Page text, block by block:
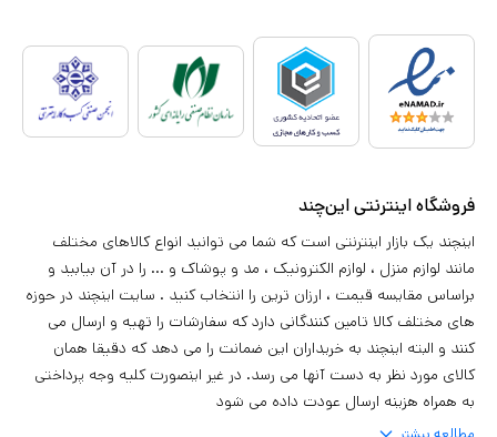
فروشگاه اینترنتی این‌چند
اینچند یک بازار اینترنتی است که شما می توانید انواع کالاهای مختلف
مانند لوازم منزل ، لوازم الکترونیک ، مد و پوشاک و ... را در آن بیابید و
براساس مقایسه قیمت ، ارزان ترین را انتخاب کنید . سایت اینچند در حوزه
های مختلف کالا تامین کنندگانی دارد که سفارشات را تهیه و ارسال می
کنند و البته اینچند به خریداران این ضمانت را می دهد که دقیقا همان
کالای مورد نظر به دست آنها می رسد. در غیر اینصورت کلیه وجه پرداختی
به همراه هزینه ارسال عودت داده می شود